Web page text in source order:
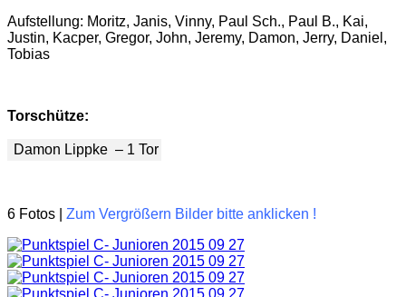
Aufstellung: Moritz, Janis, Vinny, Paul Sch., Paul B., Kai,
Justin, Kacper, Gregor, John, Jeremy, Damon, Jerry, Daniel,
Tobias
Torschütze:
Damon Lippke – 1 Tor
6 Fotos | Zum Vergrößern Bilder bitte anklicken !